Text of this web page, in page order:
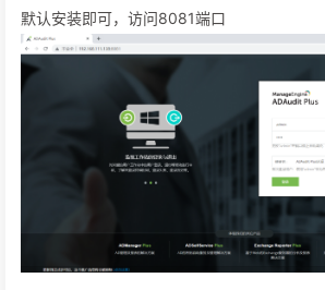
默认安装即可，访问8081端口